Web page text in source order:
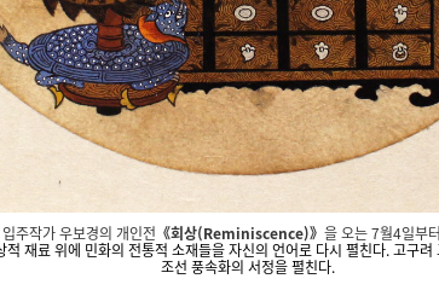
주작가 우보경의 개인전 《회상(Reminiscence)》 을 오는 7월4일부
재료 위에 민화의 전통적 소재들을 자신의 언어로 다시 펼친다. 고구
조선 풍속화의 서정을 펼친다.